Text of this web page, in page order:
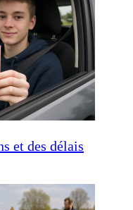
et des délais